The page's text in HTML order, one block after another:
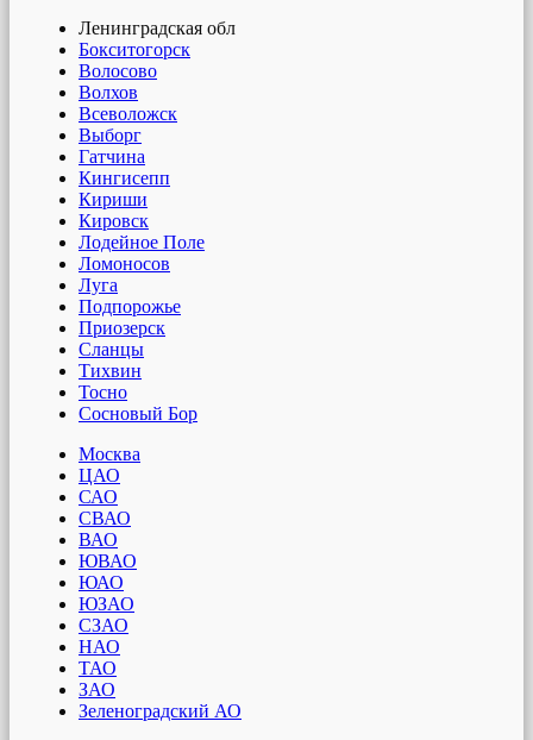
Ленинградская обл
Бокситогорск
Волосово
Волхов
Всеволожск
Выборг
Гатчина
Кингисепп
Кириши
Кировск
Лодейное Поле
Ломоносов
Луга
Подпорожье
Приозерск
Сланцы
Тихвин
Тосно
Сосновый Бор
Москва
ЦАО
САО
СВАО
ВАО
ЮВАО
ЮАО
ЮЗАО
СЗАО
НАО
ТАО
ЗАО
Зеленоградский АО